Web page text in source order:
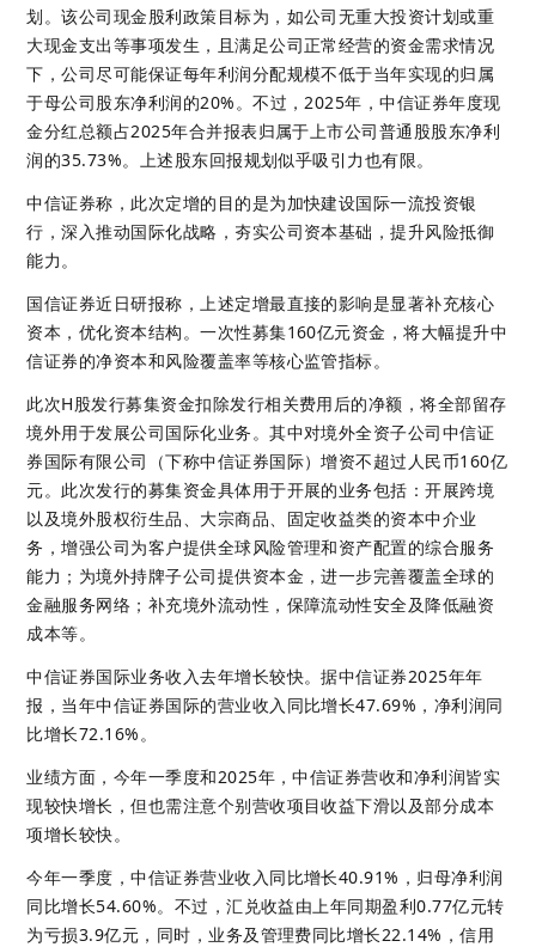
划。该公司现金股利政策目标为，如公司无重大投资计划或重
大现金支出等事项发生，且满足公司正常经营的资金需求情况
下，公司尽可能保证每年利润分配规模不低于当年实现的归属
于母公司股东净利润的20%。不过，2025年，中信证券年度现
金分红总额占2025年合并报表归属于上市公司普通股股东净利
润的35.73%。上述股东回报规划似乎吸引力也有限。
中信证券称，此次定增的目的是为加快建设国际一流投资银
行，深入推动国际化战略，夯实公司资本基础，提升风险抵御
能力。
国信证券近日研报称，上述定增最直接的影响是显著补充核心
资本，优化资本结构。一次性募集160亿元资金，将大幅提升中
信证券的净资本和风险覆盖率等核心监管指标。
此次H股发行募集资金扣除发行相关费用后的净额，将全部留存
境外用于发展公司国际化业务。其中对境外全资子公司中信证
券国际有限公司（下称中信证券国际）增资不超过人民币160亿
元。此次发行的募集资金具体用于开展的业务包括：开展跨境
以及境外股权衍生品、大宗商品、固定收益类的资本中介业
务，增强公司为客户提供全球风险管理和资产配置的综合服务
能力；为境外持牌子公司提供资本金，进一步完善覆盖全球的
金融服务网络；补充境外流动性，保障流动性安全及降低融资
成本等。
中信证券国际业务收入去年增长较快。据中信证券2025年年
报，当年中信证券国际的营业收入同比增长47.69%，净利润同
比增长72.16%。
业绩方面，今年一季度和2025年，中信证券营收和净利润皆实
现较快增长，但也需注意个别营收项目收益下滑以及部分成本
项增长较快。
今年一季度，中信证券营业收入同比增长40.91%，归母净利润
同比增长54.60%。不过，汇兑收益由上年同期盈利0.77亿元转
为亏损3.9亿元，同时，业务及管理费同比增长22.14%，信用